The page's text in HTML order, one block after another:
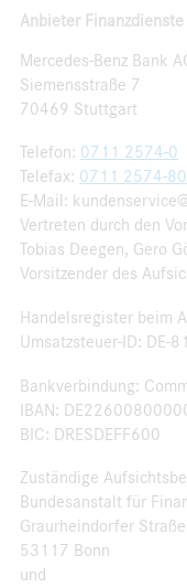
Anbieter Finanzdienste
Mercedes-Benz Bank
Siemensstraße 7
70469 Stuttgart
Telefon: 0711 2574-0
Telefax: 0711 2574-
E-Mail:
Vertreten durch den
Tobias Deegen, Gero
Vorsitzender des
Handelsregister beim
Umsatzsteuer-ID: DE-
Bankverbindung:
IBAN:
BIC: DRESDEFF600
Zuständige
Bundesanstalt für
Graurheindorfer
53117 Bonn
und